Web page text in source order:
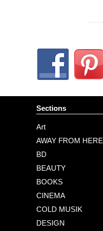
Sections
Art
AWAY FROM HERE
BD
BEAUTY
BOOKS
CINEMA
COLD MUSIK
DESIGN